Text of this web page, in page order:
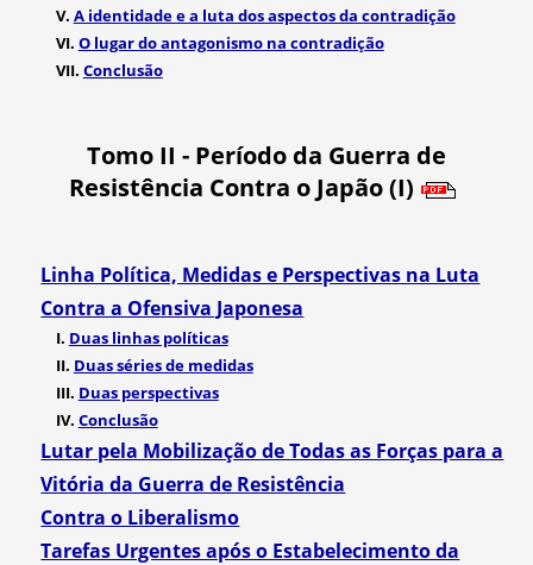
V. A identidade e a luta dos aspectos da contradição
VI. O lugar do antagonismo na contradição
VII. Conclusão
Tomo II - Período da Guerra de
Resistência Contra o Japão (I)
Linha Política, Medidas e Perspectivas na Luta
Contra a Ofensiva Japonesa
I. Duas linhas políticas
II. Duas séries de medidas
III. Duas perspectivas
IV. Conclusão
Lutar pela Mobilização de Todas as Forças para a
Vitória da Guerra de Resistência
Contra o Liberalismo
Tarefas Urgentes após o Estabelecimento da